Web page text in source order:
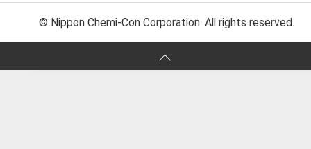
© Nippon Chemi-Con Corporation. All rights reserved.